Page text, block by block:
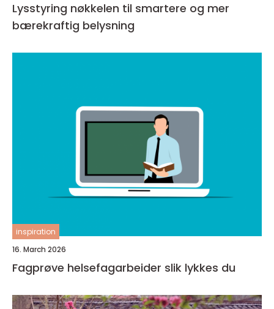
Lysstyring nøkkelen til smartere og mer
bærekraftig belysning
inspiration
16. March 2026
Fagprøve helsefagarbeider slik lykkes du